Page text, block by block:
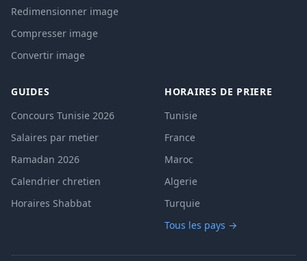
Redimensionner image
Compresser image
Convertir image
GUIDES
Concours Tunisie 2026
Salaires par metier
Ramadan 2026
Calendrier chretien
Horaires Shabbat
HORAIRES DE PRIERE
Tunisie
France
Maroc
Algerie
Turquie
Tous les pays →